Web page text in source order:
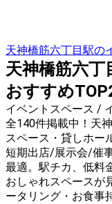
天神橋筋六丁目駅の
天神橋筋六
おすすめ
イベントスペース /
全140件掲載中！天
スペース・貸しホー
短期出店/展示会/催
最適。駅チカ、低料
おしゃれスペースが
ータリング・お食事